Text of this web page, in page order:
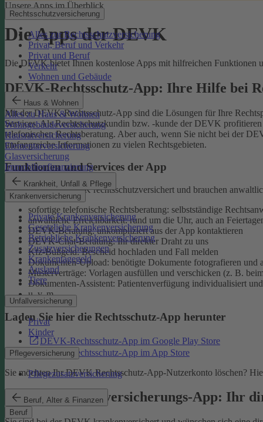
Rechtsschutzversicherung
Alles zur Rechtsschutzversicherung
Privat, Beruf und Verkehr
Privat und Beruf
Verkehr
Wohnen und Gebäude
Haus & Wohnen
Alles zu Haus & Wohnen
Wohngebäudeversicherung
Hausratversicherung
Elementarversicherung
Glasversicherung
Immobilienfinanzierung
Krankheit, Unfall & Pflege
Krankenversicherung
Private Krankenversicherung
Gesetzliche Krankenversicherung
Betriebliche Krankenversicherung
Zusatzversicherungen
Krankentagegeld
Ausland
Tiere
Unfallversicherung
Privat
Kinder
Pflegeversicherung
Pflegezusatzversicherung
Beruf, Alter & Finanzen
Beruf
Unsere Apps im Überblick
Die Apps der DEVK
Die DEVK bietet Ihnen kostenlose Apps mit hilfreichen Funktionen
DEVK-Rechtsschutz-App: Ihre Hilfe bei
Mit der DEVK-Rechtsschutz-App sind die Lösungen für Ihre
Services. Als Rechtsschutzkundin bzw. -kunde der DEVK
telefonischen Rechtsberatung. Aber auch, wenn Sie nicht bei der
umfangreiche Informationen zu vielen Rechtsgebieten.
Funktionen und Services der App
Sie sind bei der DEVK rechtsschutzversichert und brauchen
sofortige telefonische Rechtsberatung: selbstständige
anwaltliche Erreichbarkeit: rund um die Uhr, auch an
DEVK-Beratung: unkompliziert aus der App kontaktieren
DEVK-Chat-Beratung: Ihr direkter Draht zu uns
Kfz-Bußgeld: Bescheid hochladen und Fall melden
Dokumenten-Upload: benötigte Dokumente fotografieren
Musterverträge: Vorlagen ausfüllen und verschicken (z. B.
Dokumenten-Assistent: Patientenverfügung individualisiert
u. v. m.
Laden Sie hier die Rechtsschutz-App herunter
DEVK-Rechtsschutz-App im Google Play Store
DEVK-Rechtsschutz-App im App Store
Sie möchten Ihr DEVK Rechtsschutz-App-Nutzerkonto löschen?
DEVK-Krankenversicherungs-App: Ihr